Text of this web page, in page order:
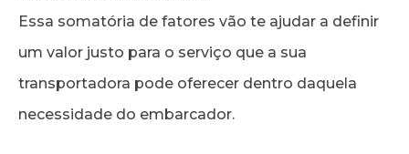
Essa somatória de fatores vão te ajudar a definir
um valor justo para o serviço que a sua
transportadora pode oferecer dentro daquela
necessidade do embarcador.